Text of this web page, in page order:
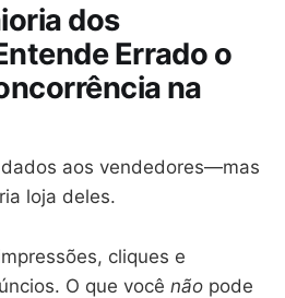
dos
Errado o
na
aos vendedores—mas
loja deles.
cliques e
O que você não pode